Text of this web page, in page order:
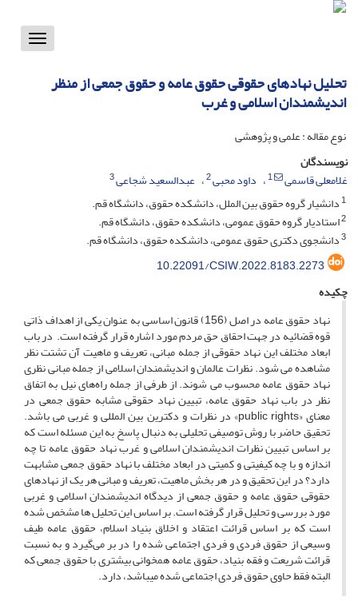
Toggle
تحلیل نهادهای حقوقی حقوق عامه و حقوق جمعی از منظر
اندیشمندان اسلامی و غرب
نوع مقاله : علمی و پژوهشی
نویسندگان
غلامعلی قاسمی
1 داود محبی2 عبدالسعید شجاعی3
1دانشیار گروه حقوق بین الملل، دانشکده حقوق، دانشگاه قم.
2استادیار گروه حقوق عمومی، دانشکده حقوق، دانشگاه قم.
3دانشجوی دکتری حقوق عمومی، دانشکده حقوق، دانشگاه قم.
10.22091/CSIW.2022.8183.2273
چکیده
نهاد حقوق عامه در اصل (156) قانون اساسی به عنوان یکی از اهداف ذاتی
قوه قضائیه در جهت احقاق حق مردم مورد اشاره قرار گرفته است. در باب
ابعاد مختلف این نهاد حقوقی از جمله مبانی، تعریف و ماهیت آن تشتت­­ نظر
مشاهده می ­شود. نظرات عالمان و اندیشمندان اسلامی از جمله مبانی نظری
نهاد حقوق عامه محسوب می ­شوند. از طرفی از جمله راه‌های نیل به اتفاق
نظر در باب نهاد حقوق عامه، تبیین نهاد حقوقی مشابه حقوق جمعی در
معنای «public rights» در نظرات و دکترین بین ­المللی و غربی می ­باشد.
تحقیق حاضر با روش توصیفی تحلیلی به دنبال پاسخ به این مسئله است که
بر اساس تبیین نظرات اندیشمندان اسلامی و غرب نهاد حقوق عامه تا چه
اندازه و با چه کیفیتی و کمیتی در ابعاد مختلف با نهاد حقوق جمعی مشابهت
دارد؟ در این تحقیق و در هر بخش ماهیت، تعریف و مبانی هر یک از نهادهای
حقوقی حقوق عامه و حقوق جمعی از دیدگاه اندیشمندان اسلامی و غربی
مورد بررسی و تحلیل قرار گرفته است. بر اساس این تحلیل­ ها مشخص شده
است که بر اساس قرائت اعتقاد و اخلاق بنیاد اسلام، حقوق عامه طیف
وسیعی از حقوق فردی و فردی اجتماعی شده را در بر می‌گیرد و به نسبت
قرائت شریعت و فقه­ بنیاد، حقوق عامه همخوانی بیشتری با حقوق جمعی که
البته فقط حاوی حقوق فردی اجتماعی شده می­باشد، دارد.